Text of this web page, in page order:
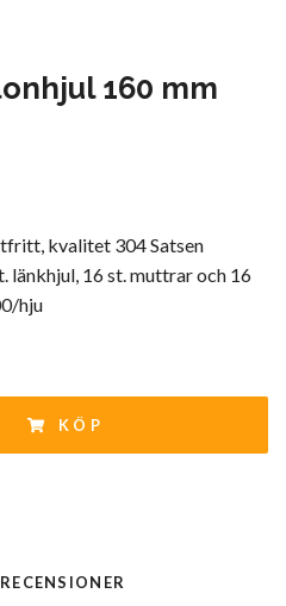
160 mm
kvalitet 304 Satsen
länkhjul, 16 st. muttrar och 16
hju
KÖP
RECENSIONER